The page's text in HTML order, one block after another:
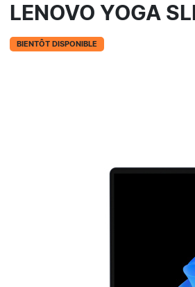
LENOVO YOGA
BIENTÔT DISPONIBLE